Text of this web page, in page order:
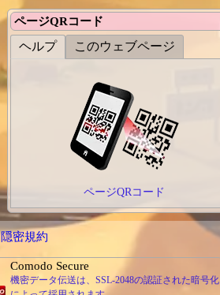
ページQRコード
ヘルプ このウェブページ
ページQRコード
隠密規約
Comodo Secure
機密データ伝送は、SSL-2048の認証された暗号化